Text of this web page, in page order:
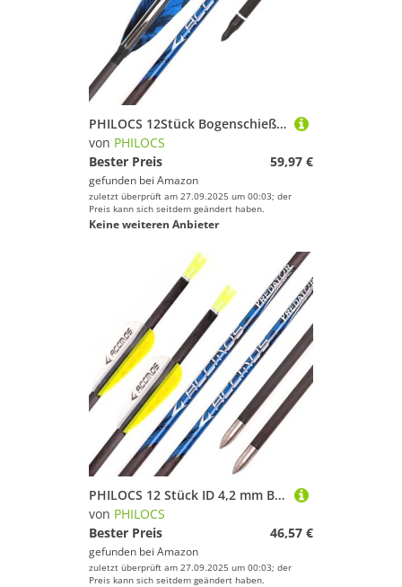
PHILOCS 12Stück Bogenschießen Pfeile Spine 200 250 300 350 400 500 600 700 800 Jagdpfeile ID 6,2 mm Mit 4 Zoll Tarnfarbe Blau Weiß Truthahn Feder (Spine 800, 27inch)
von PHILOCS
Bester Preis
59,97 €
gefunden bei Amazon
zuletzt überprüft am 27.09.2025 um 00:03; der
Preis kann sich seitdem geändert haben.
Keine weiteren Anbieter
PHILOCS 12 Stück ID 4,2 mm Blaues Etikett Jagd-Übungspfeil Spine 300 350 400 450 500 600 700 800 900 1000 Bogenschießen Pfeile für Compound-Bogen Recurve-Bogen (Spine 600, 28inch)
von PHILOCS
Bester Preis
46,57 €
gefunden bei Amazon
zuletzt überprüft am 27.09.2025 um 00:03; der
Preis kann sich seitdem geändert haben.